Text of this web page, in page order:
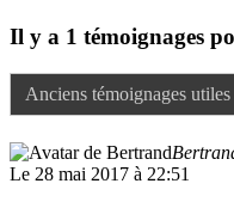
Il y a 1 témoignages
Anciens témoignages utiles
Le 28 mai 2017 à 22:51